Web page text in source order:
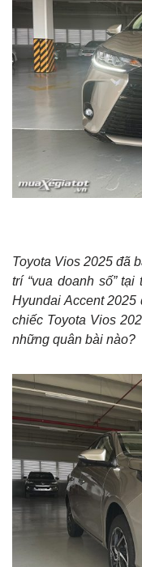
Toyota Vios 2025 đã
trí “vua doanh số”
Hyundai Accent
chiếc Toyota Vios
những quân bài nào?